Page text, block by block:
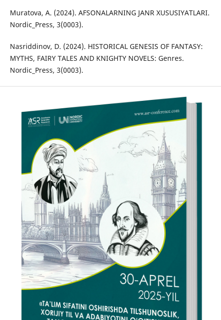
Muratova, A. (2024). AFSONALARNING JANR XUSUSIYATLARI.
Nordic_Press, 3(0003).
Nasriddinov, D. (2024). HISTORICAL GENESIS OF FANTASY:
MYTHS, FAIRY TALES AND KNIGHTY NOVELS: Genres.
Nordic_Press, 3(0003).